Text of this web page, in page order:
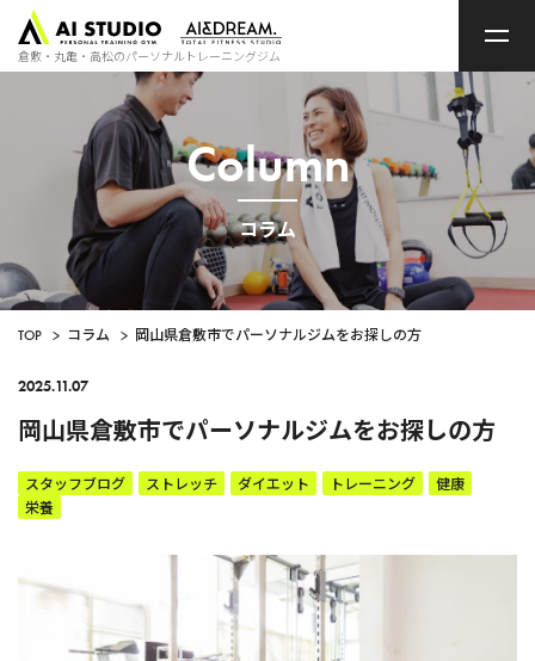
ッ
ペ
ー
ジ
倉敷・丸亀・高松のパーソナルトレーニングジム
Column
コラム
TOP > コラム > 岡山県倉敷市でパーソナルジムをお探しの方
2025.11.07
岡山県倉敷市でパーソナルジムをお探しの方
スタッフブログ ストレッチ ダイエット トレーニング
健康
栄養